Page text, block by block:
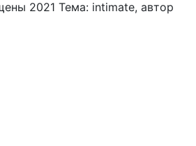
2021 Тема: intimate, автор